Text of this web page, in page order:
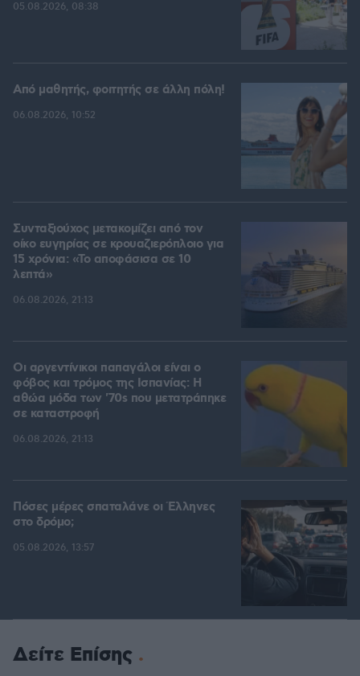
05.08.2026, 08:38
Από μαθητής, φοιτητής σε άλλη πόλη!
06.08.2026, 10:52
Συνταξιούχος μετακομίζει από τον
οίκο ευγηρίας σε κρουαζιερόπλοιο για
15 χρόνια: «Το αποφάσισα σε 10
λεπτά»
06.08.2026, 21:13
Οι αργεντίνικοι παπαγάλοι είναι ο
φόβος και τρόμος της Ισπανίας: Η
αθώα μόδα των '70s που μετατράπηκε
σε καταστροφή
06.08.2026, 21:13
Πόσες μέρες σπαταλάνε οι Έλληνες
στο δρόμο;
05.08.2026, 13:57
Δείτε Επίσης